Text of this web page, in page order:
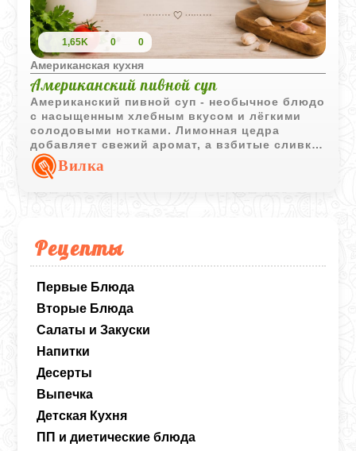
Рецепты
Первые Блюда
Вторые Блюда
Салаты и Закуски
Напитки
Десерты
Выпечка
Детская Кухня
ПП и диетические блюда
1,65K 0 0
Американская кухня
Американский пивной суп
Американский пивной суп - необычное блюдо
с насыщенным хлебным вкусом и лёгкими
солодовыми нотками. Лимонная цедра
добавляет свежий аромат, а взбитые сливки
делают подачу более выразительной.
Вилка